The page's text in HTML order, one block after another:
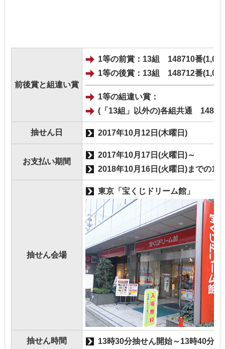
前後賞と組違い賞
1等の前賞：13組 148710番
1等の後賞：13組 148712番
1等の組違い賞：
(「13組」以外の)各組共通
抽せん日 2017年10月12日(木曜日)
お支払い期間
2017年10月17日(火曜日)～
2018年10月16日(火曜日)までの1
抽せん会場
東京「宝くじドリーム館」
抽せん時間 13時30分抽せん開始～13時40分抽